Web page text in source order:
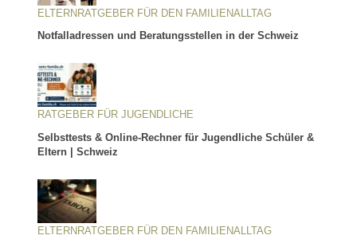
ELTERNRATGEBER FÜR DEN FAMILIENALLTAG
Notfalladressen und Beratungsstellen in der Schweiz
RATGEBER FÜR JUGENDLICHE
Selbsttests & Online-Rechner für Jugendliche Schüler &
Eltern | Schweiz
ELTERNRATGEBER FÜR DEN FAMILIENALLTAG